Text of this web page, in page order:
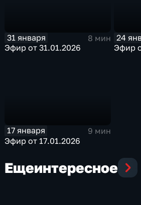
31 января
8 мин
Эфир от 31.01.2026
24
Эфир
17 января
9 мин
Эфир от 17.01.2026
Ещеинтересное